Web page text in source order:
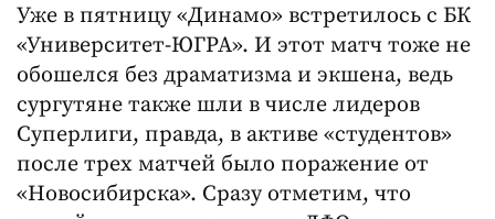
Уже в пятницу «Динамо» встретилось с БК
«Университет-ЮГРА». И этот матч тоже не
обошелся без драматизма и экшена, ведь
сургутяне также шли в числе лидеров
Суперлиги, правда, в активе «студентов»
после трех матчей было поражение от
«Новосибирска». Сразу отметим, что